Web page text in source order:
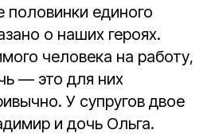
единого
о наших героях.
человека на работу,
— это для них
У супругов двое
и дочь Ольга.